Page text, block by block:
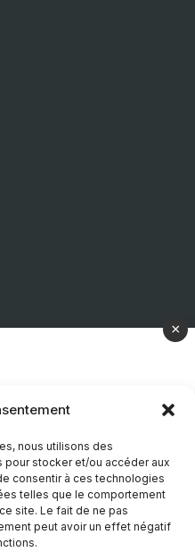
nous utilisons des
stocker et/ou accéder aux
consentir à ces technologies
telles que le comportement
site. Le fait de ne pas
peut avoir un effet négatif
×